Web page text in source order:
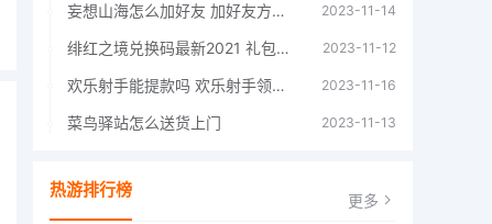
妄想山海怎么加好友 加好友方法大全 2023-11-14
绯红之境兑换码最新2021 礼包兑换码大全 2023-11-12
欢乐射手能提款吗 欢乐射手领红包是真的吗 2023-11-16
菜鸟驿站怎么送货上门 2023-11-13
热游排行榜 更多